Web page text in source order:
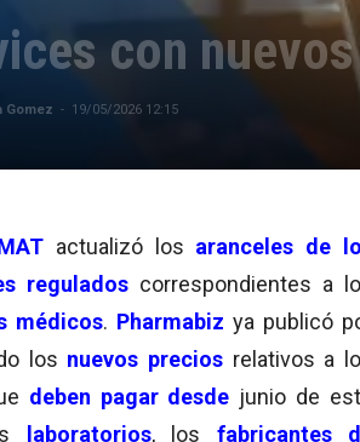
con
Gomez - 19/05/2026 12:15
actualizó los aranceles de
regulados correspondientes a
médicos. Pharmabiz ya publicó
los nuevos precios relativos a
deben pagar desde junio de
laboratorios, los fabricantes